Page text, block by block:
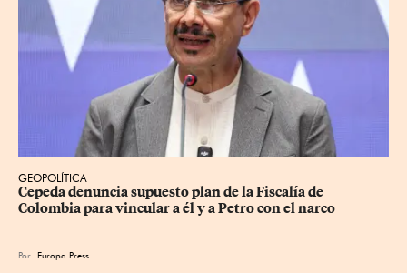
GEOPOLÍTICA
Cepeda denuncia supuesto plan de la Fiscalía de
Colombia para vincular a él y a Petro con el narco
Por Europa Press